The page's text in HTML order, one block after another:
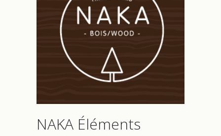
NAKA Éléments